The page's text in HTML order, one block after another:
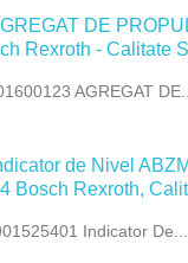
AGREGAT DE...
Indicator De...